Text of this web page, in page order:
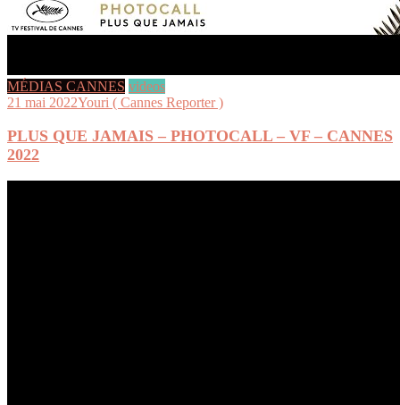
MÉDIAS CANNES videos
21 mai 2022Youri ( Cannes Reporter )
PLUS QUE JAMAIS – PHOTOCALL – VF – CANNES
2022